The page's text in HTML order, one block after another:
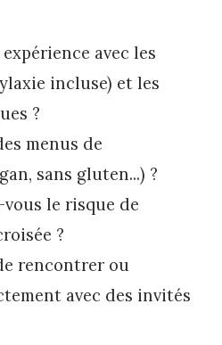
avec les
incluse) et les
?
menus de
sans gluten...) ?
le risque de
?
rencontrer ou
avec des invités